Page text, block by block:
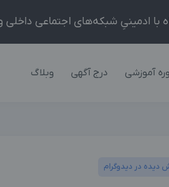
آموزشی درج آگهی وبلاگ
دیده در دیدوگرام